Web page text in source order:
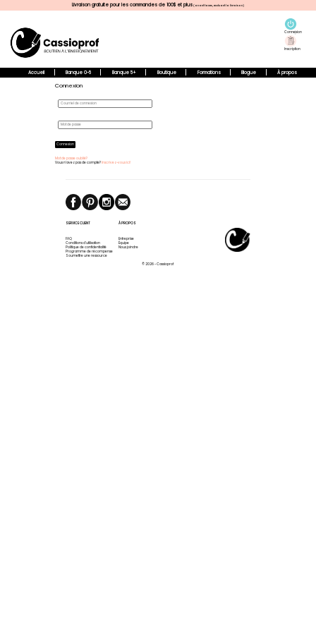
Livraison gratuite pour les commandes de 100$ et plus (avant taxes, excluant la livraison)
Connexion
Inscription
Accueil Banque 0-5 Banque 5+ Boutique Formations Blogue À propos
Connexion
Connexion
Mot de passe oublié?
Vous n'avez pas de compte? Inscrivez-vous ici!
SERVICE CLIENT
FAQ
Conditions d'utilisation
Politique de confidentialité
Programme de récompense
Soumettre une ressource
À PROPOS
Entreprise
Équipe
Nous joindre
© 2026 - Cassioprof